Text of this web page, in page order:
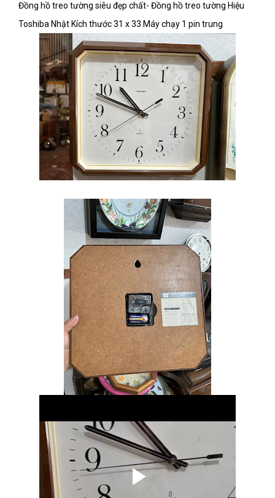
Đồng hồ treo tường siêu đẹp chất- Đồng hồ treo tường Hiệu
Toshiba Nhật Kích thước 31 x 33 Máy chạy 1 pin trung